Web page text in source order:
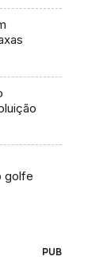
golfe
PUB